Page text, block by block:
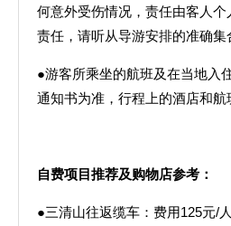
何意外受伤情况，责任由客人个
责任，请听从导游安排的准确集
●游客所乘坐的航班及在当地入
通知书为准，行程上的酒店和航
自费项目推荐及购物店参考：
●三清山往返缆车：费用125元/